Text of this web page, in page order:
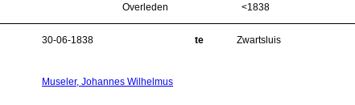
Overleden <1838
30-06-1838 te Zwartsluis
Museler, Johannes Wilhelmus